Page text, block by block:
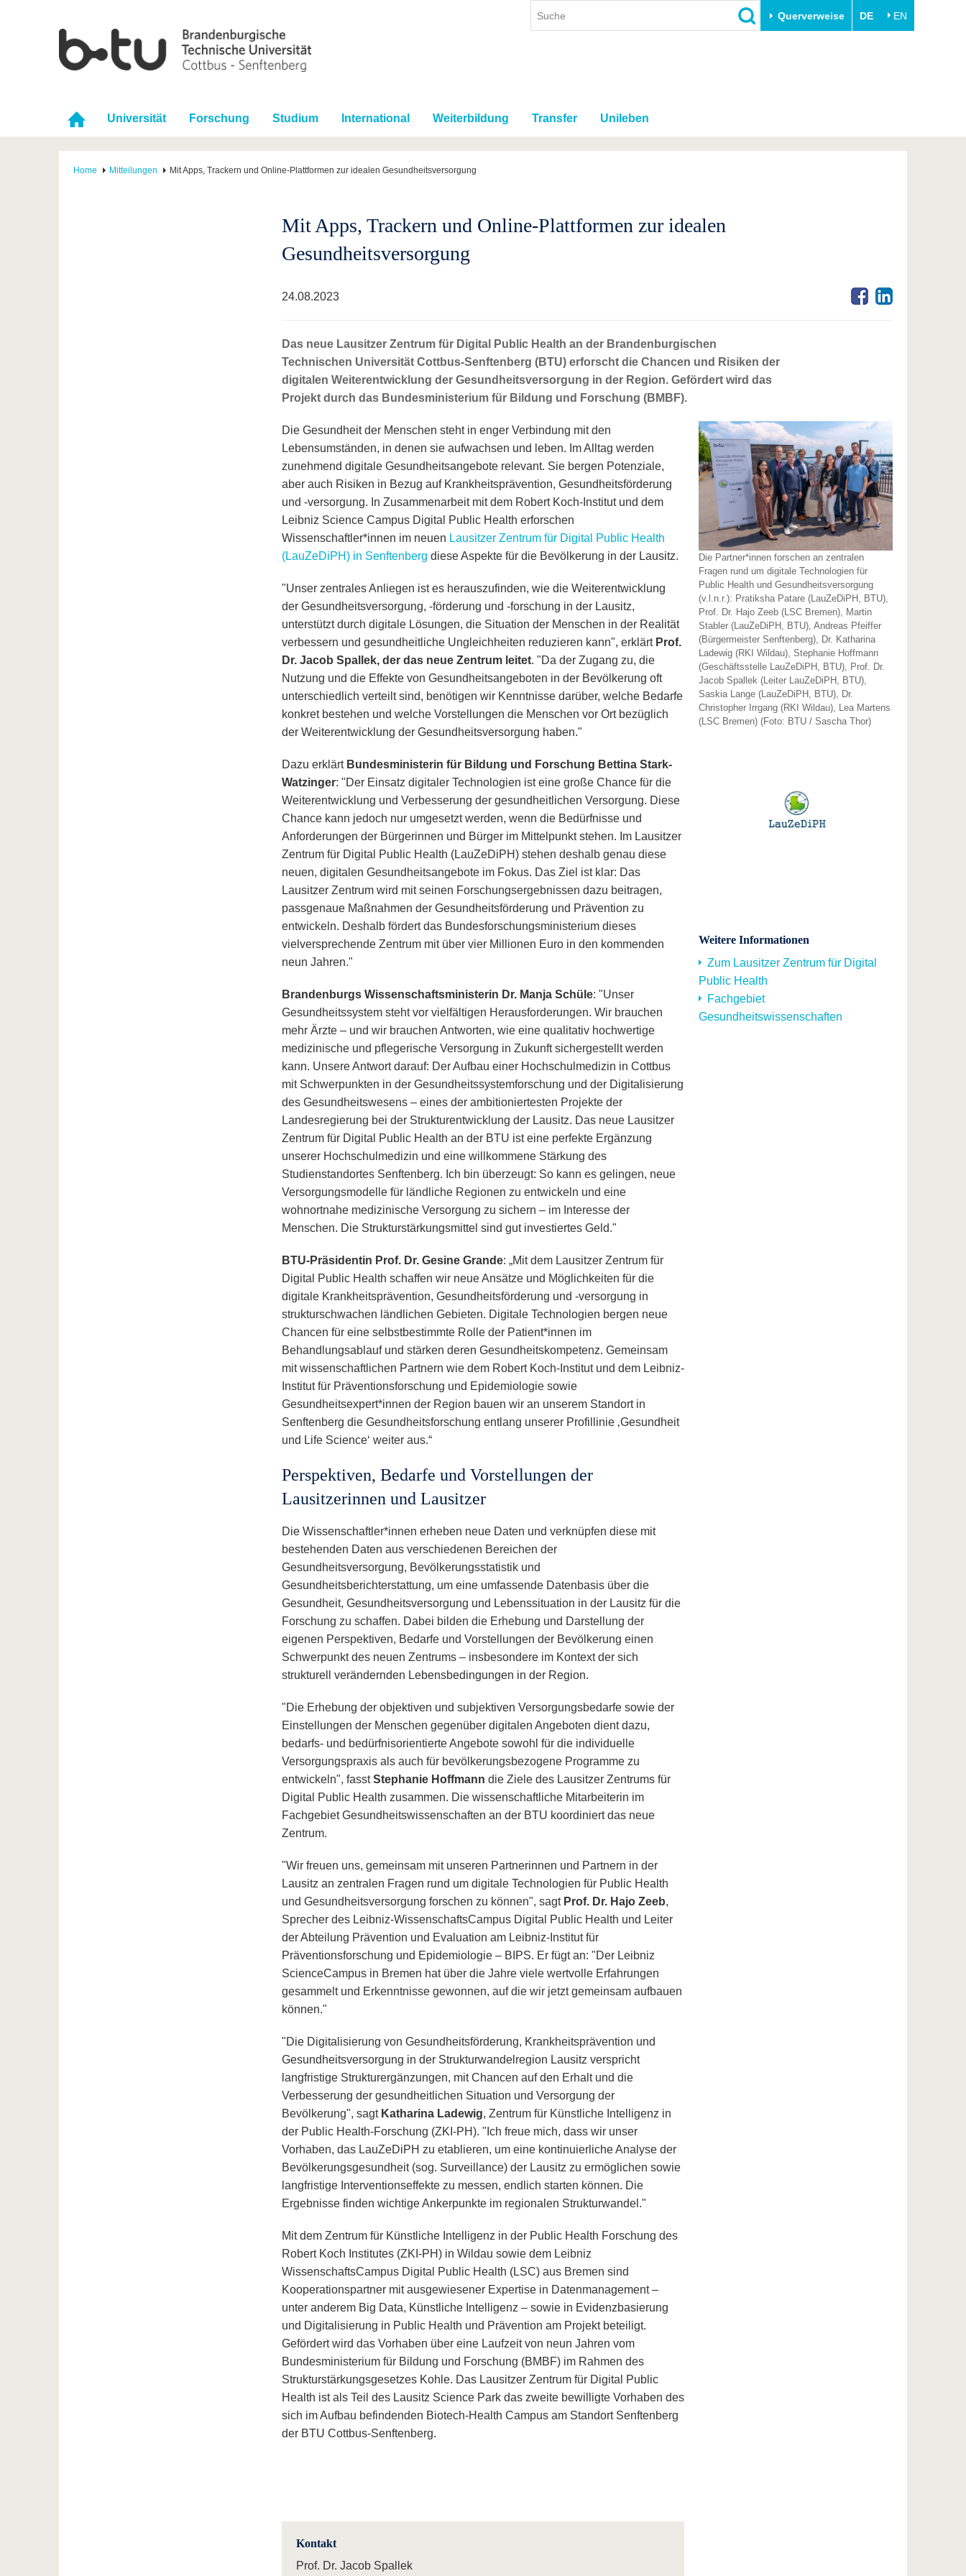
Querverweise DE EN
Universität Forschung Studium International Weiterbildung Transfer Unileben
Home Mitteilungen Mit Apps, Trackern und Online-Plattformen zur idealen Gesundheitsversorgung
Mit Apps, Trackern und Online-Plattformen zur idealen
Gesundheitsversorgung
24.08.2023
Das neue Lausitzer Zentrum für Digital Public Health an der Brandenburgischen
Technischen Universität Cottbus-Senftenberg (BTU) erforscht die Chancen und Risiken der
digitalen Weiterentwicklung der Gesundheitsversorgung in der Region. Gefördert wird das
Projekt durch das Bundesministerium für Bildung und Forschung (BMBF).
Die Gesundheit der Menschen steht in enger Verbindung mit den
Lebensumständen, in denen sie aufwachsen und leben. Im Alltag werden
zunehmend digitale Gesundheitsangebote relevant. Sie bergen Potenziale,
aber auch Risiken in Bezug auf Krankheitsprävention, Gesundheitsförderung
und -versorgung. In Zusammenarbeit mit dem Robert Koch-Institut und dem
Leibniz Science Campus Digital Public Health erforschen
Wissenschaftler*innen im neuen Lausitzer Zentrum für Digital Public Health
(LauZeDiPH) in Senftenberg diese Aspekte für die Bevölkerung in der Lausitz.
"Unser zentrales Anliegen ist es herauszufinden, wie die Weiterentwicklung
der Gesundheitsversorgung, -förderung und -forschung in der Lausitz,
unterstützt durch digitale Lösungen, die Situation der Menschen in der Realität
verbessern und gesundheitliche Ungleichheiten reduzieren kann", erklärt Prof.
Dr. Jacob Spallek, der das neue Zentrum leitet. "Da der Zugang zu, die
Nutzung und die Effekte von Gesundheitsangeboten in der Bevölkerung oft
unterschiedlich verteilt sind, benötigen wir Kenntnisse darüber, welche Bedarfe
konkret bestehen und welche Vorstellungen die Menschen vor Ort bezüglich
der Weiterentwicklung der Gesundheitsversorgung haben."
Dazu erklärt Bundesministerin für Bildung und Forschung Bettina Stark-
Watzinger: "Der Einsatz digitaler Technologien ist eine große Chance für die
Weiterentwicklung und Verbesserung der gesundheitlichen Versorgung. Diese
Chance kann jedoch nur umgesetzt werden, wenn die Bedürfnisse und
Anforderungen der Bürgerinnen und Bürger im Mittelpunkt stehen. Im Lausitzer
Zentrum für Digital Public Health (LauZeDiPH) stehen deshalb genau diese
neuen, digitalen Gesundheitsangebote im Fokus. Das Ziel ist klar: Das
Lausitzer Zentrum wird mit seinen Forschungsergebnissen dazu beitragen,
passgenaue Maßnahmen der Gesundheitsförderung und Prävention zu
entwickeln. Deshalb fördert das Bundesforschungsministerium dieses
vielversprechende Zentrum mit über vier Millionen Euro in den kommenden
neun Jahren."
Brandenburgs Wissenschaftsministerin Dr. Manja Schüle: "Unser
Gesundheitssystem steht vor vielfältigen Herausforderungen. Wir brauchen
mehr Ärzte – und wir brauchen Antworten, wie eine qualitativ hochwertige
medizinische und pflegerische Versorgung in Zukunft sichergestellt werden
kann. Unsere Antwort darauf: Der Aufbau einer Hochschulmedizin in Cottbus
mit Schwerpunkten in der Gesundheitssystemforschung und der Digitalisierung
des Gesundheitswesens – eines der ambitioniertesten Projekte der
Landesregierung bei der Strukturentwicklung der Lausitz. Das neue Lausitzer
Zentrum für Digital Public Health an der BTU ist eine perfekte Ergänzung
unserer Hochschulmedizin und eine willkommene Stärkung des
Studienstandortes Senftenberg. Ich bin überzeugt: So kann es gelingen, neue
Versorgungsmodelle für ländliche Regionen zu entwickeln und eine
wohnortnahe medizinische Versorgung zu sichern – im Interesse der
Menschen. Die Strukturstärkungsmittel sind gut investiertes Geld."
BTU-Präsidentin Prof. Dr. Gesine Grande: „Mit dem Lausitzer Zentrum für
Digital Public Health schaffen wir neue Ansätze und Möglichkeiten für die
digitale Krankheitsprävention, Gesundheitsförderung und -versorgung in
strukturschwachen ländlichen Gebieten. Digitale Technologien bergen neue
Chancen für eine selbstbestimmte Rolle der Patient*innen im
Behandlungsablauf und stärken deren Gesundheitskompetenz. Gemeinsam
mit wissenschaftlichen Partnern wie dem Robert Koch-Institut und dem Leibniz-
Institut für Präventionsforschung und Epidemiologie sowie
Gesundheitsexpert*innen der Region bauen wir an unserem Standort in
Senftenberg die Gesundheitsforschung entlang unserer Profillinie ‚Gesundheit
und Life Science‘ weiter aus.“
Perspektiven, Bedarfe und Vorstellungen der
Lausitzerinnen und Lausitzer
Die Wissenschaftler*innen erheben neue Daten und verknüpfen diese mit
bestehenden Daten aus verschiedenen Bereichen der
Gesundheitsversorgung, Bevölkerungsstatistik und
Gesundheitsberichterstattung, um eine umfassende Datenbasis über die
Gesundheit, Gesundheitsversorgung und Lebenssituation in der Lausitz für die
Forschung zu schaffen. Dabei bilden die Erhebung und Darstellung der
eigenen Perspektiven, Bedarfe und Vorstellungen der Bevölkerung einen
Schwerpunkt des neuen Zentrums – insbesondere im Kontext der sich
strukturell verändernden Lebensbedingungen in der Region.
"Die Erhebung der objektiven und subjektiven Versorgungsbedarfe sowie der
Einstellungen der Menschen gegenüber digitalen Angeboten dient dazu,
bedarfs- und bedürfnisorientierte Angebote sowohl für die individuelle
Versorgungspraxis als auch für bevölkerungsbezogene Programme zu
entwickeln", fasstStephanie Hoffmann die Ziele des Lausitzer Zentrums für
Digital Public Health zusammen. Die wissenschaftliche Mitarbeiterin im
Fachgebiet Gesundheitswissenschaften an der BTU koordiniert das neue
Zentrum.
"Wir freuen uns, gemeinsam mit unseren Partnerinnen und Partnern in der
Lausitz an zentralen Fragen rund um digitale Technologien für Public Health
und Gesundheitsversorgung forschen zu können", sagt Prof. Dr. Hajo Zeeb,
Sprecher des Leibniz-WissenschaftsCampus Digital Public Health und Leiter
der Abteilung Prävention und Evaluation am Leibniz-Institut für
Präventionsforschung und Epidemiologie – BIPS. Er fügt an: "Der Leibniz
ScienceCampus in Bremen hat über die Jahre viele wertvolle Erfahrungen
gesammelt und Erkenntnisse gewonnen, auf die wir jetzt gemeinsam aufbauen
können."
"Die Digitalisierung von Gesundheitsförderung, Krankheitsprävention und
Gesundheitsversorgung in der Strukturwandelregion Lausitz verspricht
langfristige Strukturergänzungen, mit Chancen auf den Erhalt und die
Verbesserung der gesundheitlichen Situation und Versorgung der
Bevölkerung", sagt Katharina Ladewig, Zentrum für Künstliche Intelligenz in
der Public Health-Forschung (ZKI-PH). "Ich freue mich, dass wir unser
Vorhaben, das LauZeDiPH zu etablieren, um eine kontinuierliche Analyse der
Bevölkerungsgesundheit (sog. Surveillance) der Lausitz zu ermöglichen sowie
langfristige Interventionseffekte zu messen, endlich starten können. Die
Ergebnisse finden wichtige Ankerpunkte im regionalen Strukturwandel."
Mit dem Zentrum für Künstliche Intelligenz in der Public Health Forschung des
Robert Koch Institutes (ZKI-PH) in Wildau sowie dem Leibniz
WissenschaftsCampus Digital Public Health (LSC) aus Bremen sind
Kooperationspartner mit ausgewiesener Expertise in Datenmanagement –
unter anderem Big Data, Künstliche Intelligenz – sowie in Evidenzbasierung
und Digitalisierung in Public Health und Prävention am Projekt beteiligt.
Gefördert wird das Vorhaben über eine Laufzeit von neun Jahren vom
Bundesministerium für Bildung und Forschung (BMBF) im Rahmen des
Strukturstärkungsgesetzes Kohle. Das Lausitzer Zentrum für Digital Public
Health ist als Teil des Lausitz Science Park das zweite bewilligte Vorhaben des
sich im Aufbau befindenden Biotech-Health Campus am Standort Senftenberg
der BTU Cottbus-Senftenberg.
Kontakt
Prof. Dr. Jacob Spallek
Die Partner*innen forschen an zentralen
Fragen rund um digitale Technologien für
Public Health und Gesundheitsversorgung
(v.l.n.r.): Pratiksha Patare (LauZeDiPH, BTU),
Prof. Dr. Hajo Zeeb (LSC Bremen), Martin
Stabler (LauZeDiPH, BTU), Andreas Pfeiffer
(Bürgermeister Senftenberg), Dr. Katharina
Ladewig (RKI Wildau), Stephanie Hoffmann
(Geschäftsstelle LauZeDiPH, BTU), Prof. Dr.
Jacob Spallek (Leiter LauZeDiPH, BTU),
Saskia Lange (LauZeDiPH, BTU), Dr.
Christopher Irrgang (RKI Wildau), Lea Martens
(LSC Bremen) (Foto: BTU / Sascha Thor)
Weitere Informationen
Zum Lausitzer Zentrum für Digital
Public Health
Fachgebiet
Gesundheitswissenschaften